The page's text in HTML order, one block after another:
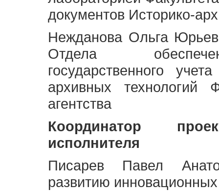
документов Историко-
Нежданова Ольга
Отдела
государственного
архивных технологий
агентства
Координатор
исполнителя
Писарев Павел
развитию